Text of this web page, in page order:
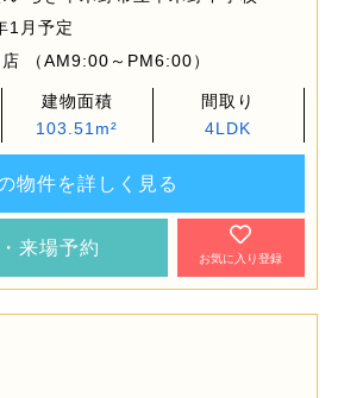
1月予定
店 （AM9:00～PM6:00）
建物面積
103.51m²
間取り
4LDK
物件を詳しく見る
来場予約
お気に入り登録